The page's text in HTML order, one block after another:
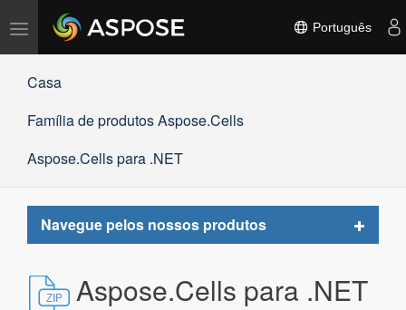
Alternar
navegação
Português
Casa
Família de produtos Aspose.Cells
Aspose.Cells para .NET
Navegue pelos nossos produtos
Toggle
Aspose.Cells para .NET